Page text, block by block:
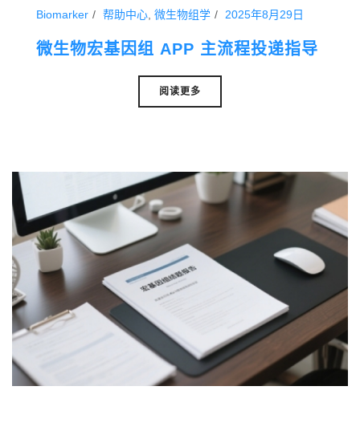
Biomarker 帮助中心 微生物组学 2025年8月29日
微生物宏基因组 APP 主流程投递指导
阅读更多